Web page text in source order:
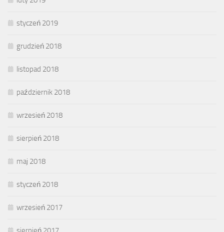
styczeń 2019
grudzień 2018
listopad 2018
październik 2018
wrzesień 2018
sierpień 2018
maj 2018
styczeń 2018
wrzesień 2017